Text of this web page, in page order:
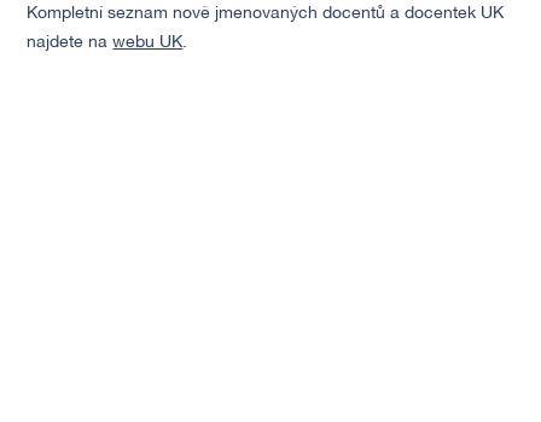
Kompletní seznam nově jmenovaných docentů a docentek UK
najdete nawebu UK.